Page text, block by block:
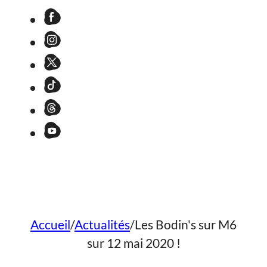
Accueil/Actualités/Les Bodin's sur M6
sur 12 mai 2020 !